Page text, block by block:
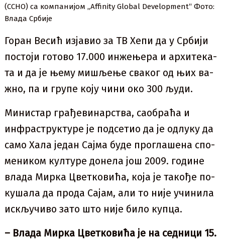
(ССНО) са компанијом „Affinity Global Development“ Фото:
Влада Србије
Горан Весић изјавио за ТВ Хе­пи да у Ср­би­ји
по­сто­ји го­то­во 17.000 ин­же­ње­ра и архи­те­ка­
та и да је ње­му ми­шље­ње сва­ког од њих ва­
жно, па и гру­пе ко­ју чи­ни око 300 љу­ди.
Министар грађевинарства, саобраћа и
инфраструктуре је под­се­тио да је од­лу­ку да
са­мо Ха­ла је­дан Сај­ма бу­де пр­о­гла­ше­на спо­
ме­ни­ком кул­ту­ре до­не­ла још 2009. го­ди­не
вла­да Мир­ка Цвет­ко­ви­ћа, ко­ја је та­ко­ђе по­
ку­ша­ла да пр­о­да Са­јам, али то ни­је учи­ни­ла
ис­кљу­чи­во за­то што ни­је би­ло куп­ца.
– Вла­да Мир­ка Цвет­ко­ви­ћа је на сед­ни­ци 15.